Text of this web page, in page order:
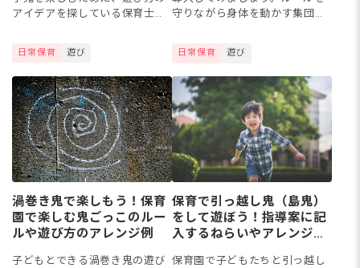
アイデアを探している保育士さ
る鬼ごっこです。その中で逃げ
方を考えたり、鬼の動きを予測
した...
日常保育 遊び
守りながら身体を動かす集団遊
ね。今回は、外遊びの際に道具
いらずで行える宿鬼について、
遊び方...
日常保育 遊び
渦巻き鬼で楽しもう！保育
園で楽しむ鬼ごっこのルー
ルや遊び方のアレンジ例
子どもとできる渦巻き鬼の遊び
保育で引っ越し鬼（島鬼）
をして遊ぼう！指導案に記
入するねらいやアレンジの
保育園で子どもたちと引っ越し